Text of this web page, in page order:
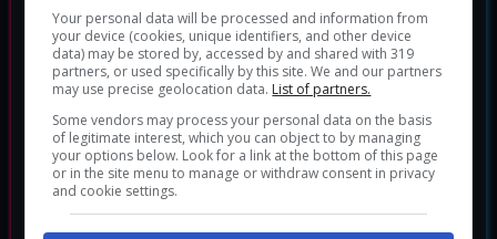
Your personal data will be processed and information from
your device (cookies, unique identifiers, and other device
data) may be stored by, accessed by and shared with 319
partners, or used specifically by this site. We and our partners
may use precise geolocation data. List of partners.
Some vendors may process your personal data on the basis
of legitimate interest, which you can object to by managing
your options below. Look for a link at the bottom of this page
or in the site menu to manage or withdraw consent in privacy
and cookie settings.